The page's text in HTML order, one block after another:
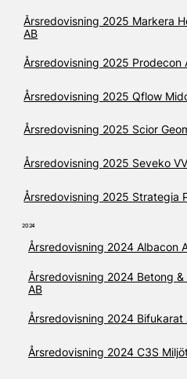
Årsredovisning 2025 Markera
AB
Årsredovisning 2025 Prodecon
Årsredovisning 2025 Qflow
Årsredovisning 2025 Scior
Årsredovisning 2025 Seveko
Årsredovisning 2025 Strategia
2024
Årsredovisning 2024 Albacon
Årsredovisning 2024 Betong
AB
Årsredovisning 2024 Bifukarat
Årsredovisning 2024 C3S